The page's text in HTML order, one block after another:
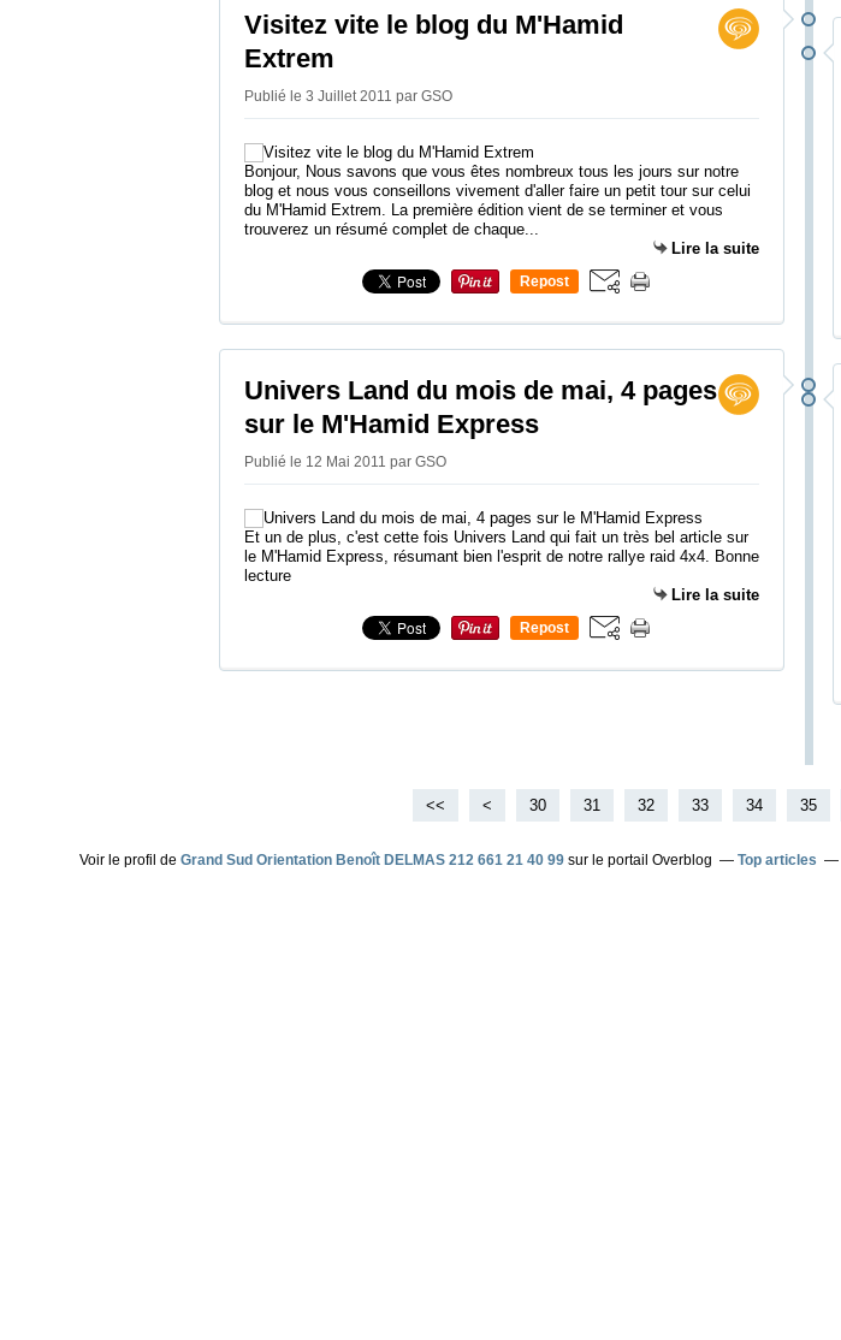
Visitez vite le blog du M'Hamid
Extrem
Publié le 3 Juillet 2011 par GSO
Bonjour, Nous savons que vous êtes nombreux tous les jours sur notre
blog et nous vous conseillons vivement d'aller faire un petit tour sur celui
du M'Hamid Extrem. La première édition vient de se terminer et vous
trouverez un résumé complet de chaque...
Lire la suite
Repost
Univers Land du mois de mai, 4 pages
sur le M'Hamid Express
Publié le 12 Mai 2011 par GSO
Et un de plus, c'est cette fois Univers Land qui fait un très bel article sur
le M'Hamid Express, résumant bien l'esprit de notre rallye raid 4x4. Bonne
lecture
Lire la suite
Repost
<< < 10
20
30 31 32 33 34 35
Voir le profil de Grand Sud Orientation Benoît DELMAS 212 661 21 40 99 sur le portail Overblog Top articles